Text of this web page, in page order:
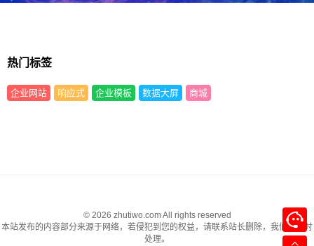
热门标签
企业网站 响应式 企业模板 数据大屏 商城
© 2026 zhutiwo.com All rights reserved
本站发布的内容部分来源于网络，若侵犯到您的权益，请联系站长删除，我们将及时
处理。